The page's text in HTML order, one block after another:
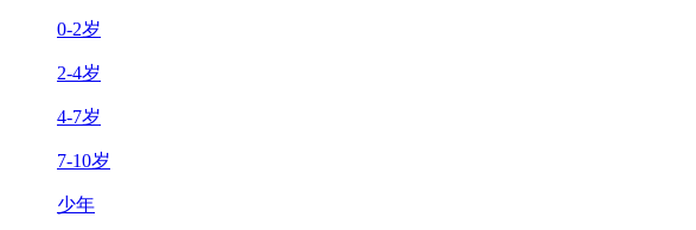
0-2岁
2-4岁
4-7岁
7-10岁
少年